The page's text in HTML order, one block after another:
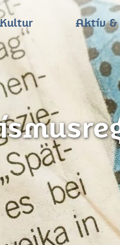
Aktiv &